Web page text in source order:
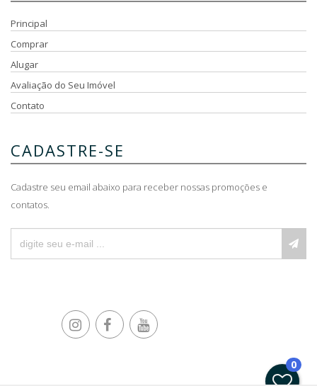
Principal
Comprar
Alugar
Avaliação do Seu Imóvel
Contato
CADASTRE-SE
Cadastre seu email abaixo para receber nossas promoções e
contatos.
0